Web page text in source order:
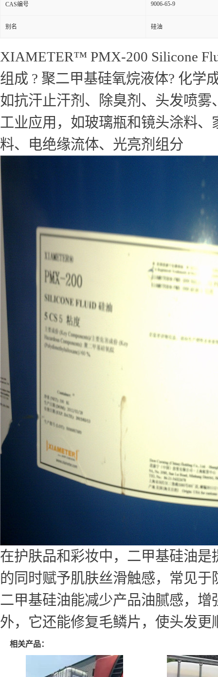
CAS编号 9006-65-9
别名 硅油
XIAMETER™ PMX-200 Silicone
组成 ? 聚二甲基硅氧烷液体? 化学
如抗汗止汗剂、除臭剂、头发喷
工业应用，如玻璃瓶和镜头涂料
料、电绝缘流体、光亮剂组分
在护肤品和彩妆中，二甲基硅油
的同时赋予肌肤丝滑触感，常见
二甲基硅油能减少产品油腻感，
外，它还能修复毛鳞片，使头发
相关产品：